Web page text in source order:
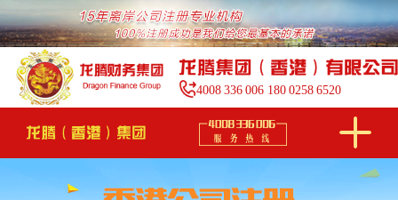
4008 336 006 180 0258 6520